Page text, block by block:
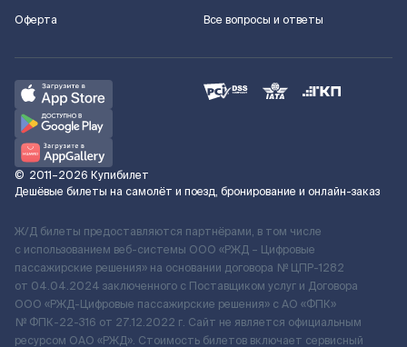
Оферта
Все вопросы и ответы
© 2011–2026 Купибилет
Дешёвые билеты на самолёт и поезд, бронирование и онлайн-заказ
Ж/Д билеты предоставляются партнёрами, в том числе
с использованием веб-системы ООО «РЖД – Цифровые
пассажирские решения» на основании договора № ЦПР-1282
от 04.04.2024 заключенного с Поставщиком услуг и Договора
ООО «РЖД-Цифровые пассажирские решения» c АО «ФПК»
№ ФПК-22-316 от 27.12.2022 г. Сайт не является официальным
ресурсом ОАО «РЖД». Стоимость билетов включает сервисный